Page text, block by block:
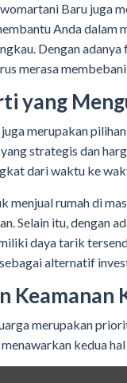
Baru juga
Anda dalam
Dengan
merasa
yang
merupakan
strategis dan
dari waktu ke
menjual rumah di
Selain itu, dengan
daya tarik
alternatif
Keamanan
merupakan
kedua